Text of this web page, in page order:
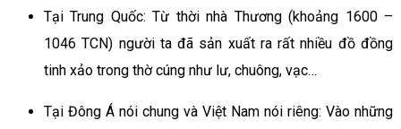
Tại Trung Quốc: Từ thời nhà Thương (khoảng 1600 –
1046 TCN) người ta đã sản xuất ra rất nhiều đồ đồng
tinh xảo trong thờ cúng như lư, chuông, vạc…
Tại Đông Á nói chung và Việt Nam nói riêng: Vào những